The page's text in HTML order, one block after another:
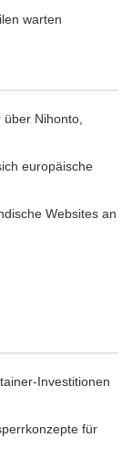
warten
über Nihonto,
europäische
Websites an
Investitionen
für